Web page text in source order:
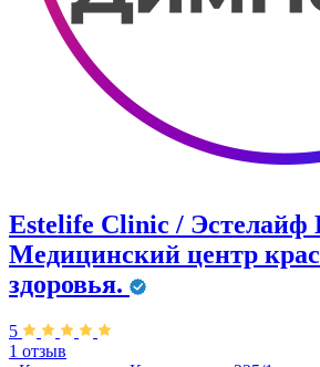
Estelife Clinic / Эстелайф
Медицинский центр
здоровья.
5
1 отзыв